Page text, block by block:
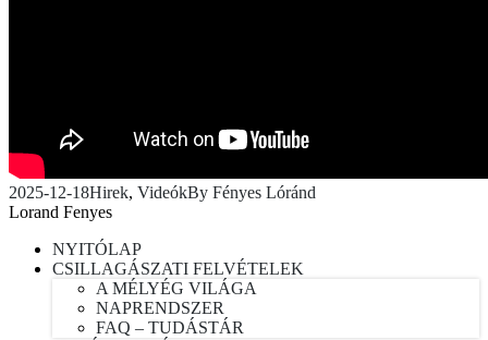
2025-12-18Hirek, VideókBy Fényes Lóránd
Lorand Fenyes
NYITÓLAP
CSILLAGÁSZATI FELVÉTELEK
A MÉLYÉG VILÁGA
NAPRENDSZER
FAQ – TUDÁSTÁR